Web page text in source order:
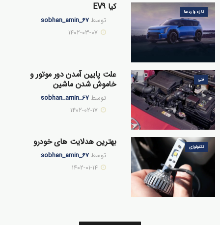
تازه وارد ها کیا EV9
توسطsobhan_amin_67
۱۴۰۲-۰۳-۰۷
فنی
علت پایین آمدن دور موتور و
خاموش شدن ماشین
توسطsobhan_amin_67
۱۴۰۲-۰۲-۱۷
تکنولوژی بهترین هدلایت های خودرو
توسطsobhan_amin_67
۱۴۰۲-۰۱-۱۴